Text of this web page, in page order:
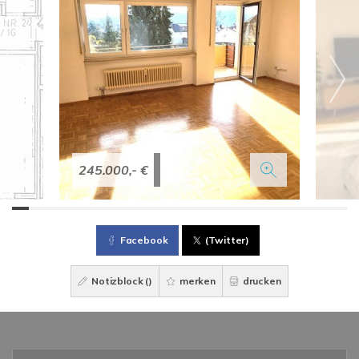
245.000,- €
Facebook (Twitter)
Notizblock () merken drucken